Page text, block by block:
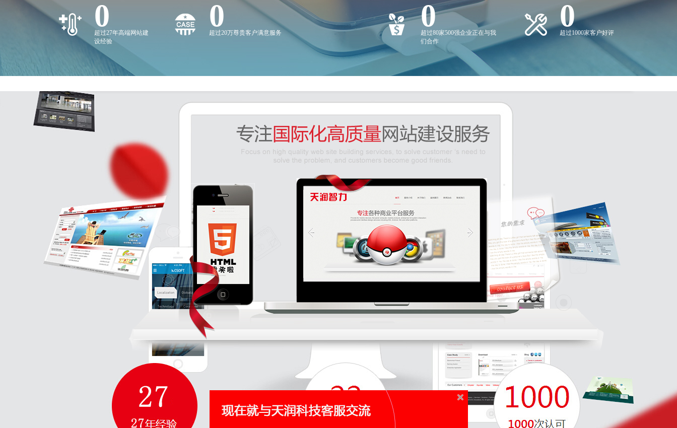
0
超过27年高端网站建
设经验
0
超过20万尊贵客户满意服务 0
超过80家500强企业正在与我
们合作
0
超过1000家客户好评